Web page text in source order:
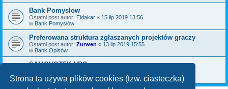
Strona ta używa plików cookies (tzw. ciasteczka)
Bank Pomyslow
Ostatni post autor: Eldakar « 15 lip 2019 13:56
w Bank Pomysłów
Preferowana struktura zgłaszanych projektów graczy
Ostatni post autor: Zurwen « 13 lip 2019 15:55
w Bank Opisów
SAMOUCZEK NPC
w Bank Pomysłów